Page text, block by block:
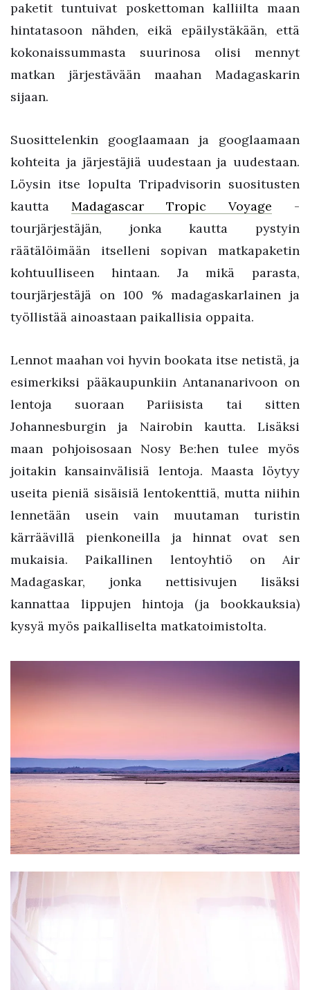
paketit tuntuivat poskettoman kalliilta maan
hintatasoon nähden, eikä epäilystäkään, että
kokonaissummasta suurinosa olisi mennyt
matkan järjestävään maahan Madagaskarin
sijaan.
Suosittelenkin googlaamaan ja googlaamaan
kohteita ja järjestäjiä uudestaan ja uudestaan.
Löysin itse lopulta Tripadvisorin suositusten
kautta Madagascar Tropic Voyage -
tourjärjestäjän, jonka kautta pystyin
räätälöimään itselleni sopivan matkapaketin
kohtuulliseen hintaan. Ja mikä parasta,
tourjärjestäjä on 100 % madagaskarlainen ja
työllistää ainoastaan paikallisia oppaita.
Lennot maahan voi hyvin bookata itse netistä, ja
esimerkiksi pääkaupunkiin Antananarivoon on
lentoja suoraan Pariisista tai sitten
Johannesburgin ja Nairobin kautta. Lisäksi
maan pohjoisosaan Nosy Be:hen tulee myös
joitakin kansainvälisiä lentoja. Maasta löytyy
useita pieniä sisäisiä lentokenttiä, mutta niihin
lennetään usein vain muutaman turistin
kärräävillä pienkoneilla ja hinnat ovat sen
mukaisia. Paikallinen lentoyhtiö on Air
Madagaskar, jonka nettisivujen lisäksi
kannattaa lippujen hintoja (ja bookkauksia)
kysyä myös paikalliselta matkatoimistolta.